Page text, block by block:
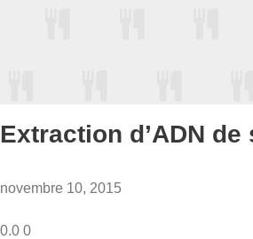
Extraction d’ADN de
novembre 10, 2015
0.0 0